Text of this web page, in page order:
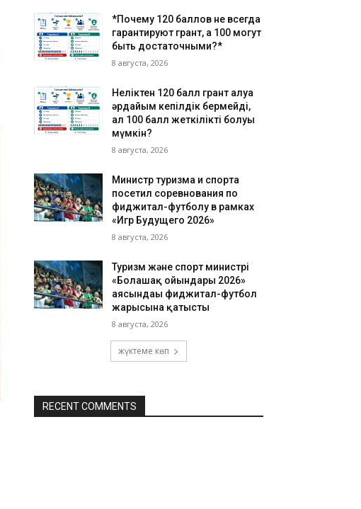
*Почему 120 баллов не всегда
гарантируют грант, а 100 могут
быть достаточными?*
8 августа, 2026
Неліктен 120 балл грант алуға
әрдайым кепілдік бермейді,
ал 100 балл жеткілікті болуы
мүмкін?
8 августа, 2026
Министр туризма и спорта
посетил соревнования по
фиджитал-футболу в рамках
«Игр Будущего 2026»
8 августа, 2026
Туризм және спорт министрі
«Болашақ ойындары 2026»
аясындағы фиджитал-футбол
жарысына қатысты
8 августа, 2026
жүктеме көп
RECENT COMMENTS